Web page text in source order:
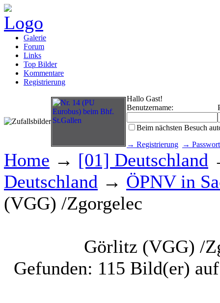
Galerie
Forum
Links
Top Bilder
Kommentare
Registrierung
Hallo Gast!
Benutzername:
Beim nächsten Besuch
→ Registrierung
→
Home → [01] Deutschland
Deutschland → ÖPNV in
(VGG) /Zgorgelec
Görlitz (VGG) /
Gefunden: 115 Bild(er)